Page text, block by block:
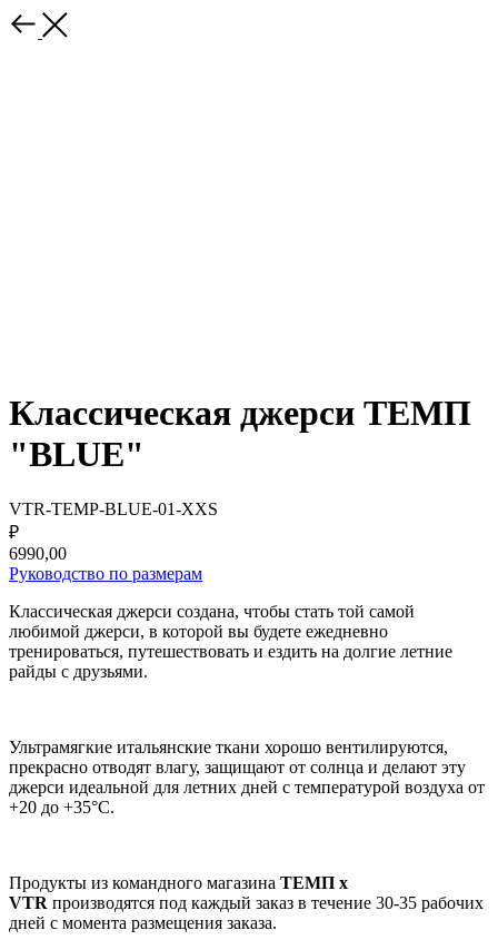
Классическая джерси ТЕМП
"BLUE"
VTR-TEMP-BLUE-01-XXS
₽
6990,00
Руководство по размерам
Классическая джерси создана, чтобы стать той самой
любимой джерси, в которой вы будете ежедневно
тренироваться, путешествовать и ездить на долгие летние
райды с друзьями.
Ультрамягкие итальянские ткани хорошо вентилируются,
прекрасно отводят влагу, защищают от солнца и делают эту
джерси идеальной для летних дней с температурой воздуха от
+20 до +35°C.
Продукты из командного магазина ТЕМП x
VTR производятся под каждый заказ в течение 30-35 рабочих
дней с момента размещения заказа.